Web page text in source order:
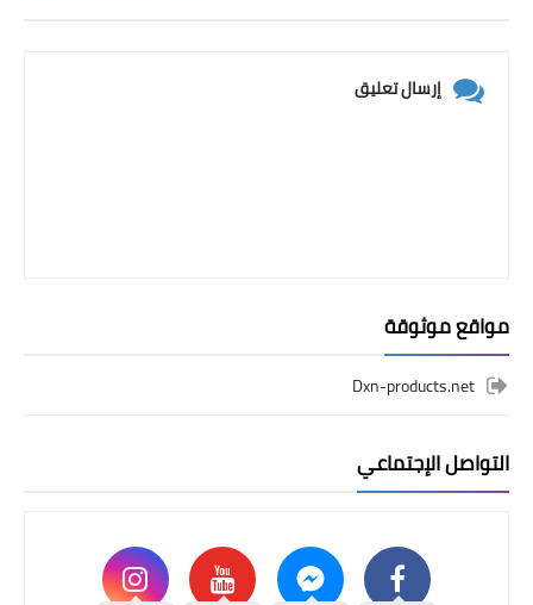
إرسال تعليق
مواقع موثوقة
Dxn-products.net
التواصل الإجتماعي